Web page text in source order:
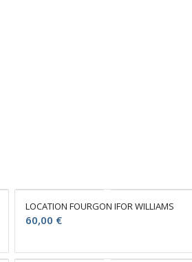
LOCATION FOURGON IFOR WILLIAMS
60,00 €